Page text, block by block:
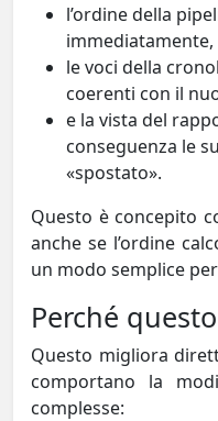
l’ordine della
immediatamente,
le voci della
coerenti con il
e la vista del
conseguenza le
«spostato».
Questo è concepito
anche se l’ordine
un modo semplice
Perché
Questo migliora
comportano la
complesse: